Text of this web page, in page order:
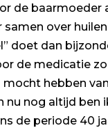
de baarmoeder
over
doet dan
de medicatie
hebben
nu nog altijd ben
de periode 40